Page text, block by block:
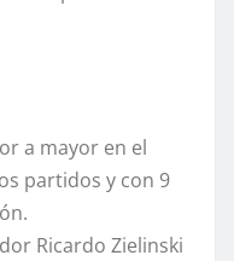
a mayor en el
partidos y con 9
Ricardo Zielinski